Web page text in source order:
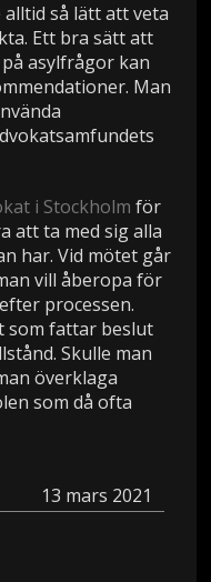
så lätt att veta
Ett bra sätt att
asylfrågor kan
Man
i Stockholm för
att ta med sig alla
har. Vid mötet går
vill åberopa för
processen.
som fattar beslut
Skulle man
överklaga
som då ofta
13 mars 2021